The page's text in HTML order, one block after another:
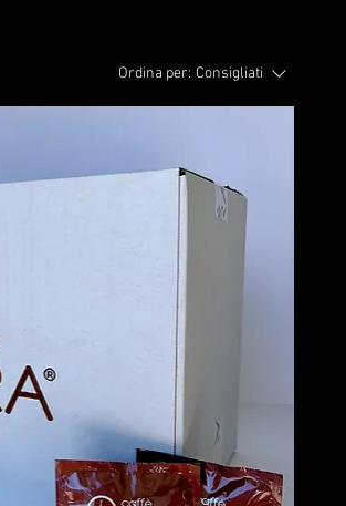
Ordina per: Consigliati